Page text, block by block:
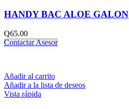
HANDY BAC ALOE GALON
Q65.00
Contactar Asesor
Añadir al carrito
Añadir a la lista de deseos
Vista rápida